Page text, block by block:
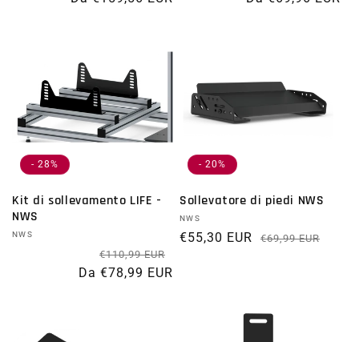
- 28%
Kit di sollevamento LIFE -
NWS
Fornitore:
NWS
€110,99 EUR
Da €78,99 EUR
- 20%
Sollevatore di piedi NWS
Fornitore:
NWS
€69,99 EUR
€55,30 EUR